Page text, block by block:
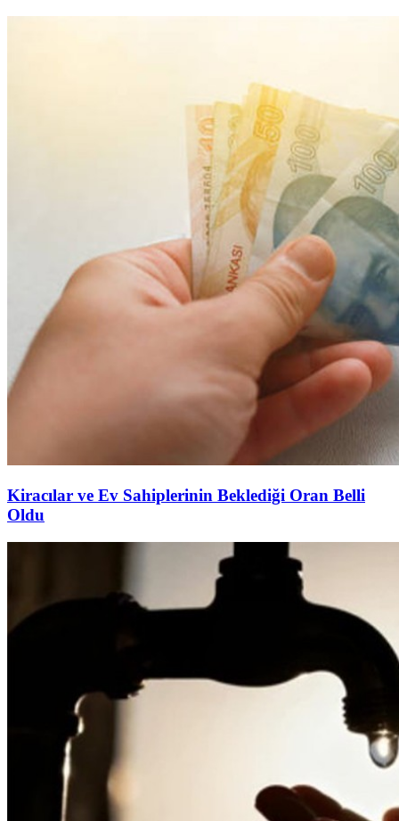
Kiracılar ve Ev Sahiplerinin Beklediği Oran Belli
Oldu